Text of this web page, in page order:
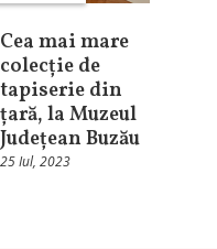
Cea mai mare
colecție de
tapiserie din
țară, la Muzeul
Județean Buzău
25 Iul, 2023